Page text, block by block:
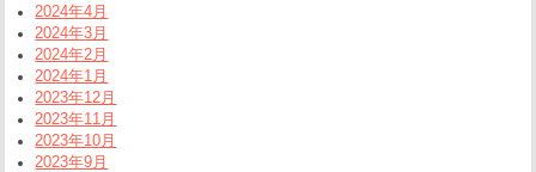
2024年4月
2024年3月
2024年2月
2024年1月
2023年12月
2023年11月
2023年10月
2023年9月